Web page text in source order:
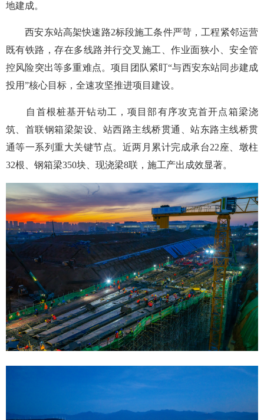
地建成。
西安东站高架快速路2标段施工条件严苛，工程紧邻运营
既有铁路，存在多线路并行交叉施工、作业面狭小、安全管
控风险突出等多重难点。项目团队紧盯“与西安东站同步建成
投用”核心目标，全速攻坚推进项目建设。
自首根桩基开钻动工，项目部有序攻克首开点箱梁浇
筑、首联钢箱梁架设、站西路主线桥贯通、站东路主线桥贯
通等一系列重大关键节点。近两月累计完成承台22座、墩柱
32根、钢箱梁350块、现浇梁8联，施工产出成效显著。